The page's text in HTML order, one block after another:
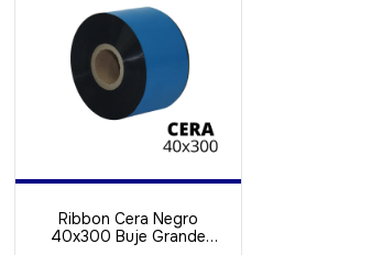
Ribbon Cera Negro
40x300 Buje Grande